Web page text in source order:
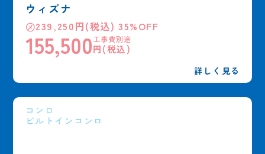
ウィズナ
㋱239,250円(税込) 35%OFF
155,500工事費別途
円(税込)
詳しく見る
コンロ
ビルトインコンロ